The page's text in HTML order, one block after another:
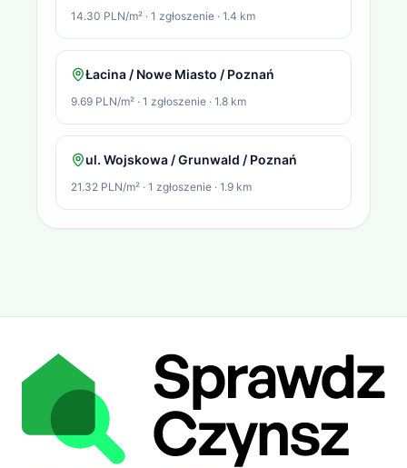
14.30 PLN/m² · 1 zgłoszenie · 1.4 km
Łacina / Nowe Miasto / Poznań
9.69 PLN/m² · 1 zgłoszenie · 1.8 km
ul. Wojskowa / Grunwald / Poznań
21.32 PLN/m² · 1 zgłoszenie · 1.9 km